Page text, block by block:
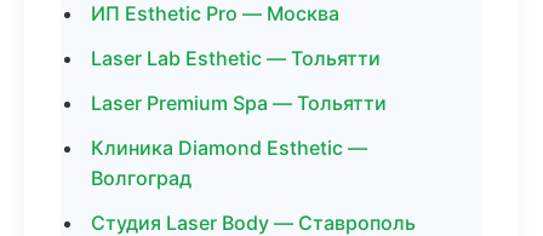
ИП Esthetic Pro — Москва
Laser Lab Esthetic — Тольятти
Laser Premium Spa — Тольятти
Клиника Diamond Esthetic —
Волгоград
Студия Laser Body — Ставрополь